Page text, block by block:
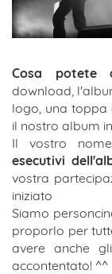
Cosa potete
download,
logo, una toppa
il nostro album
Il vostro
esecutivi
vostra
iniziato
Siamo
proporlo per
avere anche
accontentato! ^^